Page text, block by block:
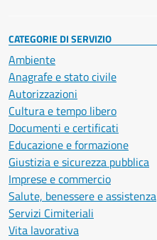
CATEGORIE DI SERVIZIO
Ambiente
Anagrafe e stato civile
Autorizzazioni
Cultura e tempo libero
Documenti e certificati
Educazione e formazione
Giustizia e sicurezza pubblica
Imprese e commercio
Salute, benessere e assistenza
Servizi Cimiteriali
Vita lavorativa